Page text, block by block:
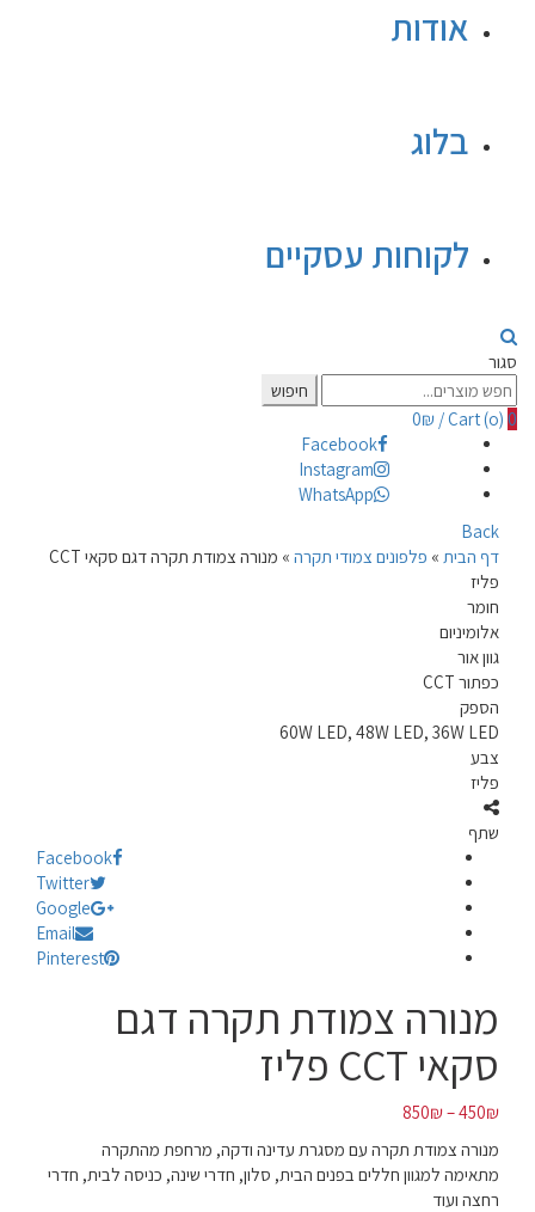
אודות
בלוג
לקוחות עסקיים
סגור
Search
for:
חיפוש
Cart (o) 0
/
0₪
Facebook
Instagram
WhatsApp
Back
דף הבית » פלפונים צמודי תקרה »
מנורה צמודת תקרה דגם סקאי CCT
פליז
חומר
אלומיניום
גוון אור
כפתור CCT
הספק
60W LED, 48W LED, 36W LED
צבע
פליז
שתף
Facebook
Twitter
Google
Email
Pinterest
מנורה צמודת תקרה דגם
סקאי CCT פליז
450₪
–
850₪
מנורה צמודת תקרה עם מסגרת עדינה ודקה, מרחפת מהתקרה
מתאימה למגוון חללים בפנים הבית, סלון, חדרי שינה, כניסה לבית, חדרי
רחצה ועוד